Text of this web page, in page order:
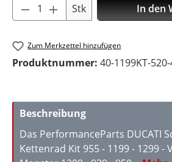
Produkt Anzahl: Gib
Stk In den
Zum Merkzettel hinzufügen
Produktnummer: 40-1199KT-520-
Beschreibung
Das PerformanceParts DUCATI
Kettenrad Kit 955 - 1199 - 1299 -